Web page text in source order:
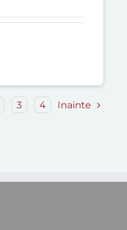
3 4 Inainte